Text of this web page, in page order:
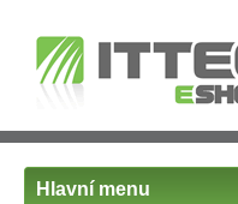
Hlavní menu